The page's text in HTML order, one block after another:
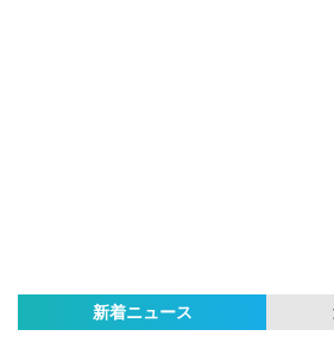
新着ニュース